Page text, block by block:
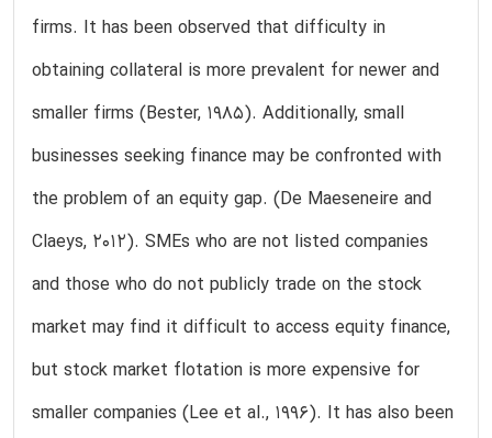
firms. It has been observed that difficulty in
obtaining collateral is more prevalent for newer and
smaller firms (Bester, 1985). Additionally, small
businesses seeking finance may be confronted with
the problem of an equity gap. (De Maeseneire and
Claeys, 2012). SMEs who are not listed companies
and those who do not publicly trade on the stock
market may find it difficult to access equity finance,
but stock market flotation is more expensive for
smaller companies (Lee et al., 1996). It has also been